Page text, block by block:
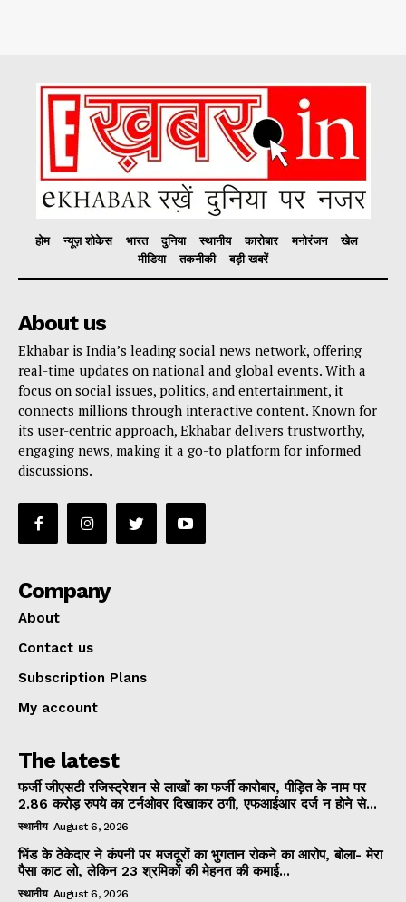
होम न्यूज़ शोकेस भारत दुनिया स्थानीय कारोबार मनोरंजन
खेल
मीडिया
तकनीकी बड़ी खबरें
About us
Ekhabar is India’s leading social news network, offering
real-time updates on national and global events. With a
focus on social issues, politics, and entertainment, it
connects millions through interactive content. Known for
its user-centric approach, Ekhabar delivers trustworthy,
engaging news, making it a go-to platform for informed
discussions.
Company
About
Contact us
Subscription Plans
My account
The latest
फर्जी जीएसटी रजिस्ट्रेशन से लाखों का फर्जी कारोबार, पीड़ित के नाम पर
2.86 करोड़ रुपये का टर्नओवर दिखाकर ठगी, एफआईआर दर्ज न होने से...
स्थानीय August 6, 2026
भिंड के ठेकेदार ने कंपनी पर मजदूरों का भुगतान रोकने का आरोप, बोला- मेरा
पैसा काट लो, लेकिन 23 श्रमिकों की मेहनत की कमाई...
स्थानीय August 6, 2026